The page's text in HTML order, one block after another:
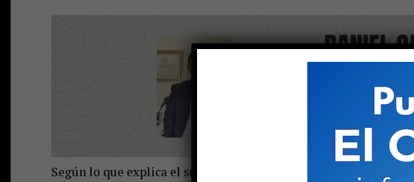
Según lo que explica el superintendente local de la institución,